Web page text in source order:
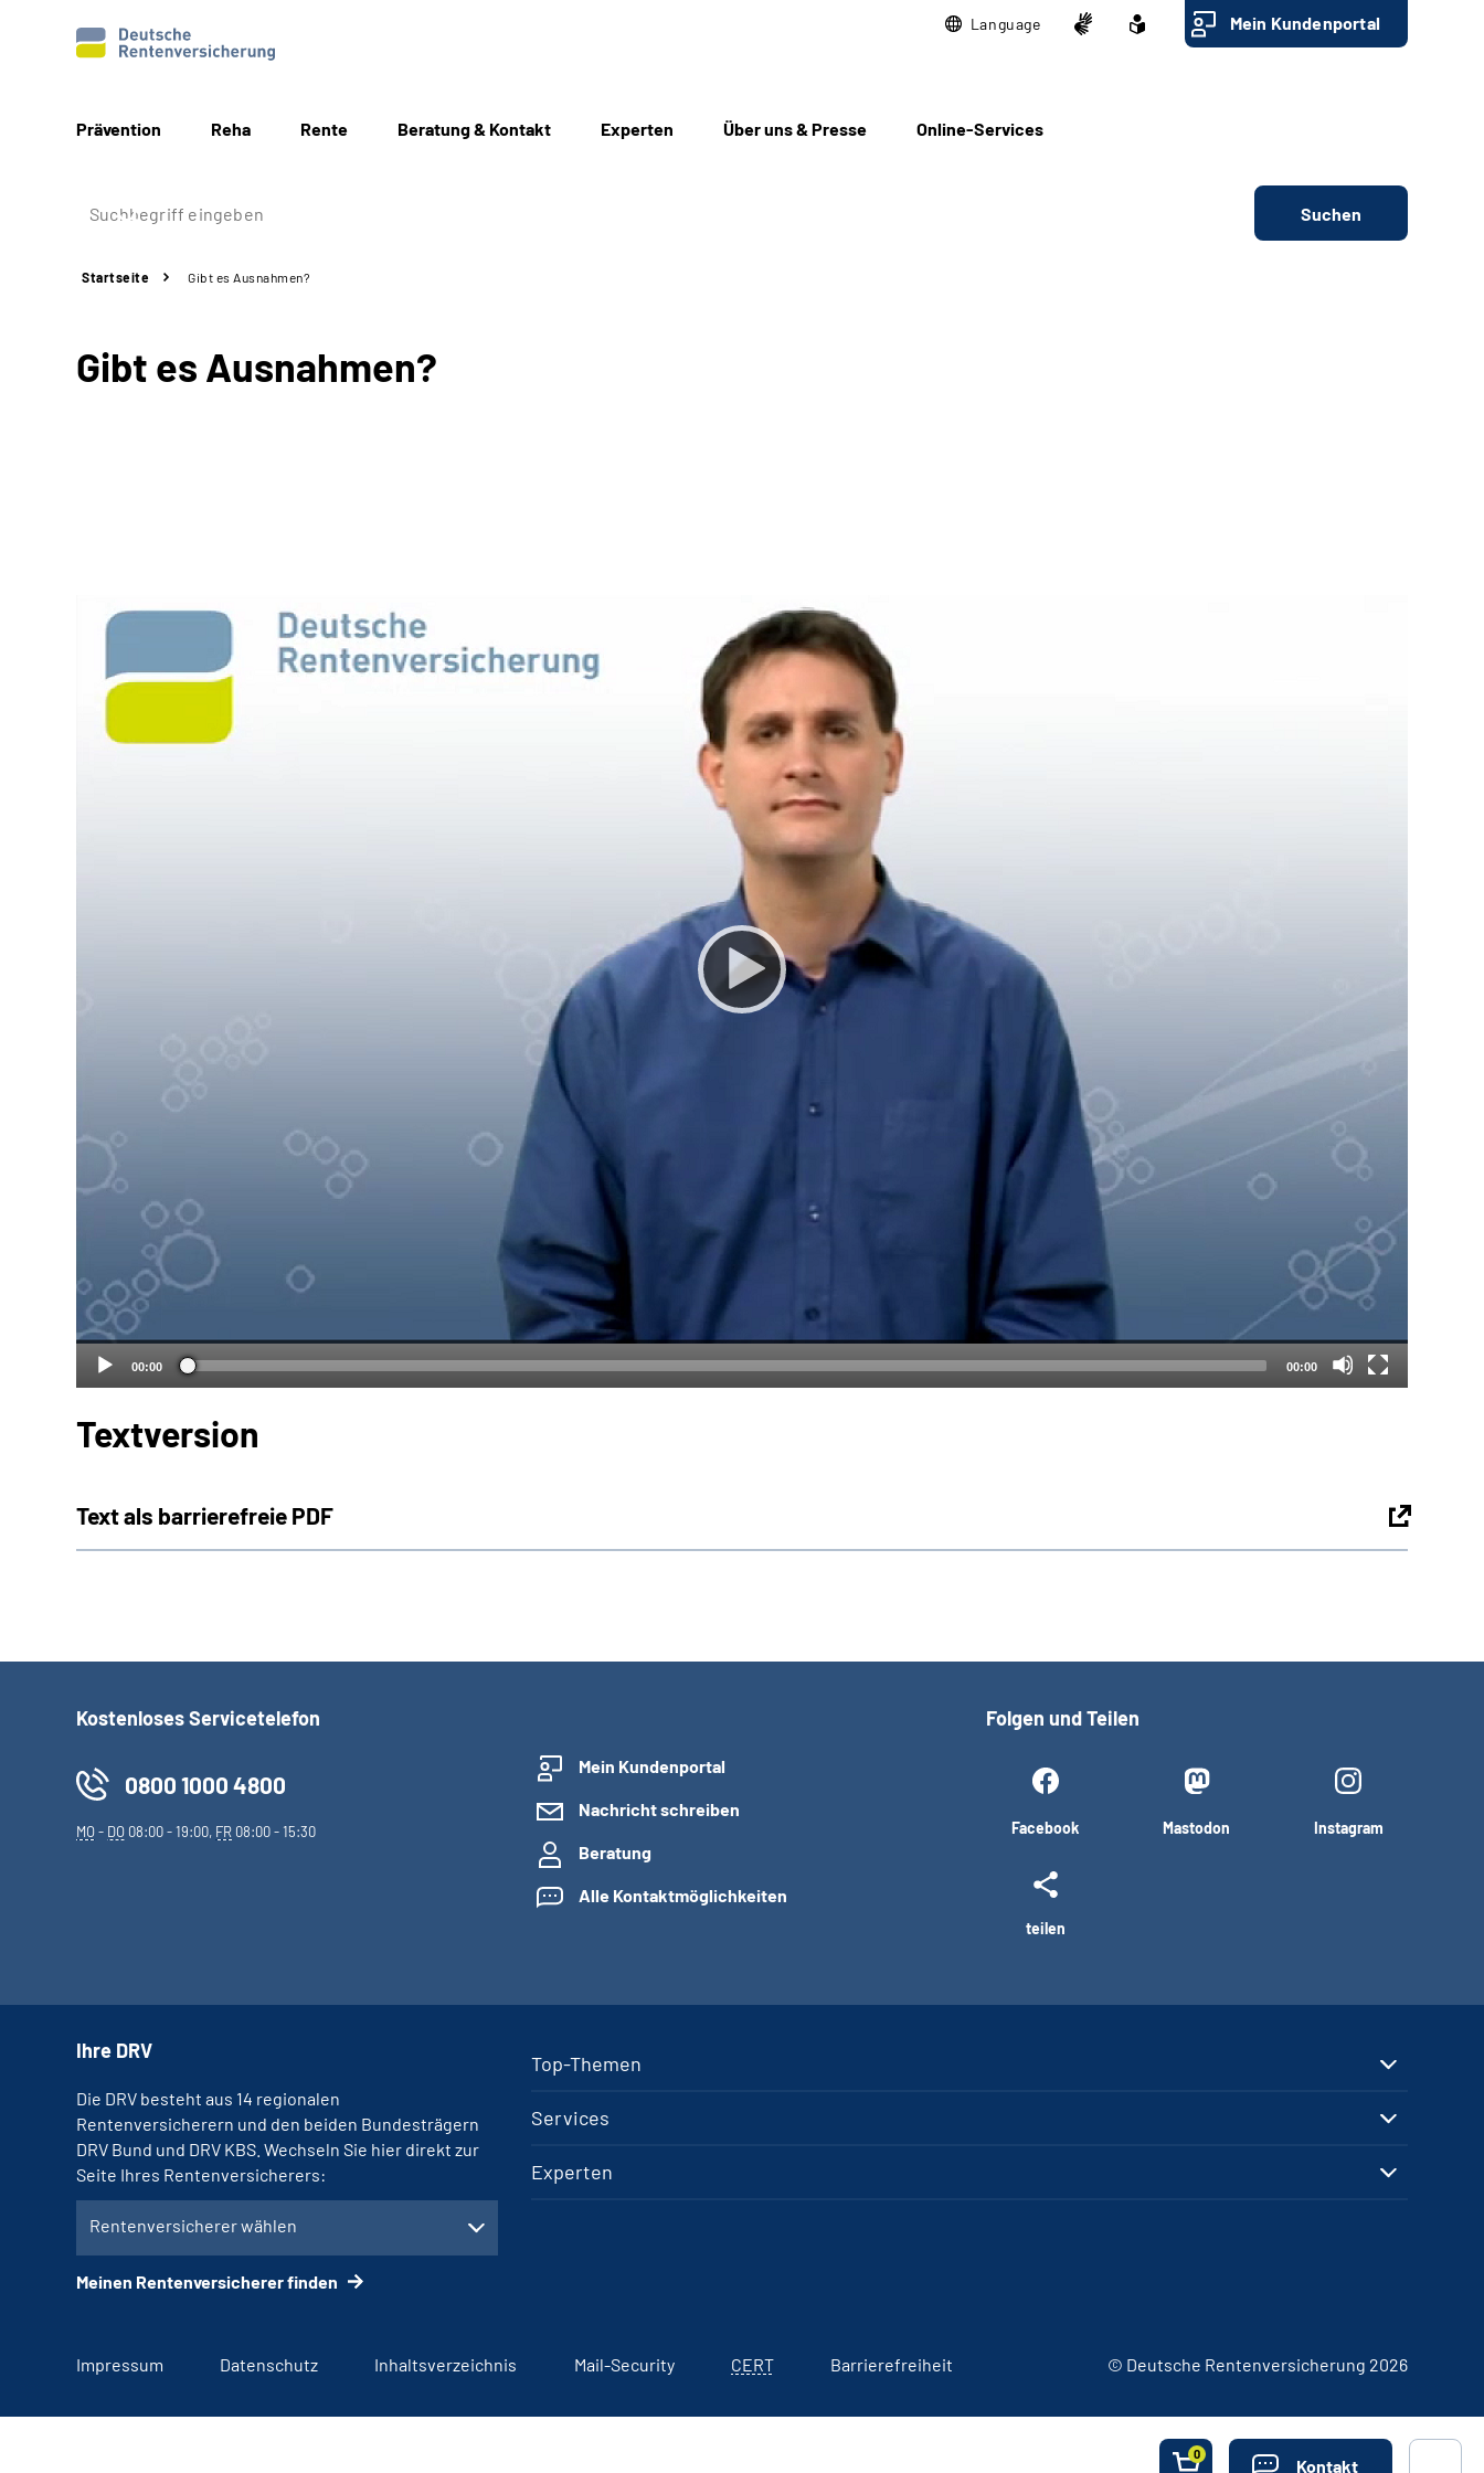
Language Mein Kundenportal
Prävention Reha Rente Beratung & Kontakt Experten Über uns & Presse Online-Services
Suchen
Startseite Gibt es Ausnahmen?
Gibt es Ausnahmen?
00:00 00:00
Textversion
Text als barrierefreie PDF
0
Kontakt
Kostenloses Servicetelefon
0800 1000 4800
MO- DO 08:00 - 19:00, FR 08:00 - 15:30
Mein Kundenportal
Nachricht schreiben
Beratung
Alle Kontaktmöglichkeiten
Folgen und Teilen
Facebook Mastodon Instagram
teilen
Top-Themen
Services
Experten
Ihre DRV
Die DRV besteht aus 14 regionalen
Rentenversicherern und den beiden Bundesträgern
DRV Bund und DRV KBS. Wechseln Sie hier direkt zur
Seite Ihres Rentenversicherers:
Rentenversicherer wählen
Meinen Rentenversicherer finden
Impressum Datenschutz Inhaltsverzeichnis Mail-Security CERT Barrierefreiheit © Deutsche Rentenversicherung 2026